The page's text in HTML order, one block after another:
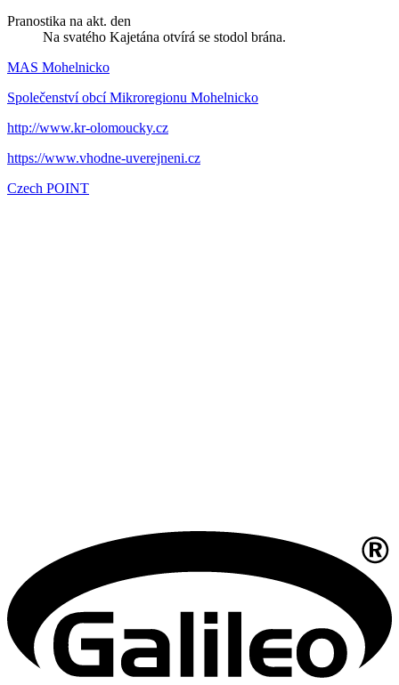
Pranostika na akt. den
Na svatého Kajetána otvírá se stodol brána.
MAS Mohelnicko
Společenství obcí Mikroregionu Mohelnicko
http://www.kr-olomoucky.cz
https://www.vhodne-uverejneni.cz
Czech POINT